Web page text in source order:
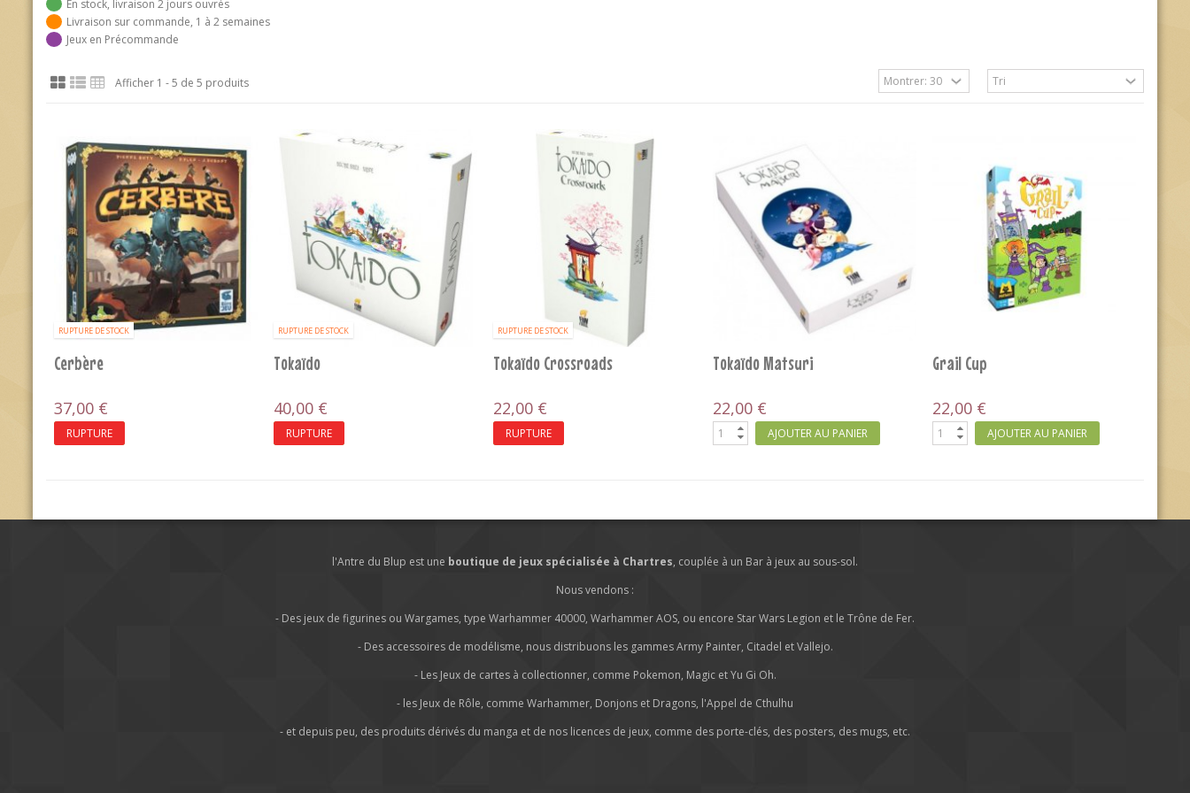
En stock, livraison 2 jours ouvrés
Livraison sur commande, 1 à 2 semaines
Jeux en Précommande
Afficher 1 - 5 de 5 produits
RUPTURE DE STOCK
Cerbère
37,00 €
RUPTURE
RUPTURE DE STOCK
Tokaïdo
40,00 €
RUPTURE
RUPTURE DE STOCK
Tokaïdo Crossroads
22,00 €
RUPTURE
Tokaïdo Matsuri
22,00 €
AJOUTER AU PANIER
Grail Cup
22,00 €
AJOUTER AU PANIER
l'Antre du Blup est une boutique de jeux spécialisée à Chartres, couplée à un Bar à jeux au sous-sol.
Nous vendons :
- Des jeux de figurines ou Wargames, type Warhammer 40000, Warhammer AOS, ou encore Star Wars Legion et le Trône de Fer.
- Des accessoires de modélisme, nous distribuons les gammes Army Painter, Citadel et Vallejo.
- Les Jeux de cartes à collectionner, comme Pokemon, Magic et Yu Gi Oh.
- les Jeux de Rôle, comme Warhammer, Donjons et Dragons, l'Appel de Cthulhu
- et depuis peu, des produits dérivés du manga et de nos licences de jeux, comme des porte-clés, des posters, des mugs, etc.